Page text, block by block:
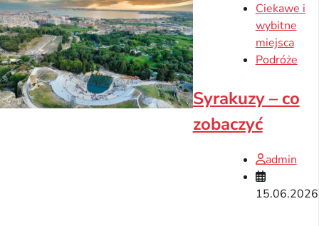
Ciekawe i
wybitne
miejsca
Podróże
Syrakuzy – co
zobaczyć
admin
15.06.2026